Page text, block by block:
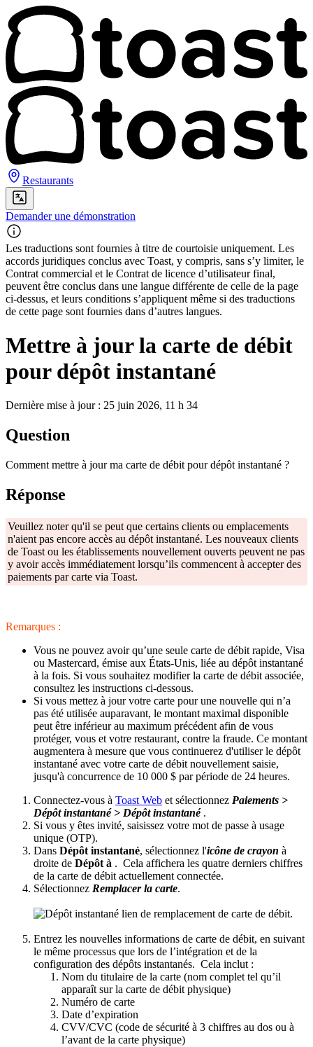
Restaurants
Demander une démonstration
Les traductions sont fournies à titre de courtoisie uniquement. Les
accords juridiques conclus avec Toast, y compris, sans s’y limiter, le
Contrat commercial et le Contrat de licence d’utilisateur final,
peuvent être conclus dans une langue différente de celle de la page
ci-dessus, et leurs conditions s’appliquent même si des traductions
de cette page sont fournies dans d’autres langues.
Mettre à jour la carte de débit
pour dépôt instantané
Dernière mise à jour : 25 juin 2026, 11 h 34
Question
Comment mettre à jour ma carte de débit pour dépôt instantané ?
Réponse
Veuillez noter qu'il se peut que certains clients ou emplacements
n'aient pas encore accès au dépôt instantané. Les nouveaux clients
de Toast ou les établissements nouvellement ouverts peuvent ne pas
y avoir accès immédiatement lorsqu’ils commencent à accepter des
paiements par carte via Toast.
Remarques :
Vous ne pouvez avoir qu’une seule carte de débit rapide, Visa
ou Mastercard, émise aux États-Unis, liée au dépôt instantané
à la fois. Si vous souhaitez modifier la carte de débit associée,
consultez les instructions ci-dessous.
Si vous mettez à jour votre carte pour une nouvelle qui n’a
pas été utilisée auparavant, le montant maximal disponible
peut être inférieur au maximum précédent afin de vous
protéger, vous et votre restaurant, contre la fraude. Ce montant
augmentera à mesure que vous continuerez d'utiliser le dépôt
instantané avec votre carte de débit nouvellement saisie,
jusqu'à concurrence de 10 000 $ par période de 24 heures.
Connectez-vous à Toast Web et sélectionnez Paiements >
Dépôt instantané > Dépôt instantané.
Si vous y êtes invité, saisissez votre mot de passe à usage
unique (OTP).
Dans Dépôt instantané, sélectionnez l'icône de crayon à
droite de Dépôt à . Cela affichera les quatre derniers chiffres
de la carte de débit actuellement connectée.
Sélectionnez Remplacer la carte.
Entrez les nouvelles informations de carte de débit, en suivant
le même processus que lors de l’intégration et de la
configuration des dépôts instantanés. Cela inclut :
Nom du titulaire de la carte (nom complet tel qu’il
apparaît sur la carte de débit physique)
Numéro de carte
Date d’expiration
CVV/CVC (code de sécurité à 3 chiffres au dos ou à
l’avant de la carte physique)